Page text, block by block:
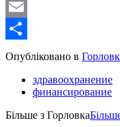
WordPress
Email
Share
Опубліковано в
здравоохранение
финансирование
Більше з Горловка